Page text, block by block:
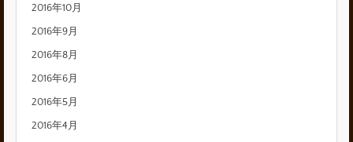
2016年10月
2016年9月
2016年8月
2016年6月
2016年5月
2016年4月